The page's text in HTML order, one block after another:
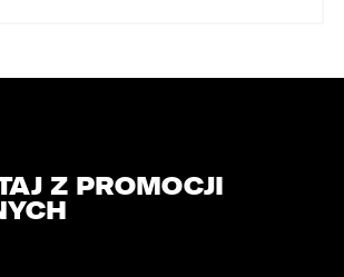
Z PROMOCJI